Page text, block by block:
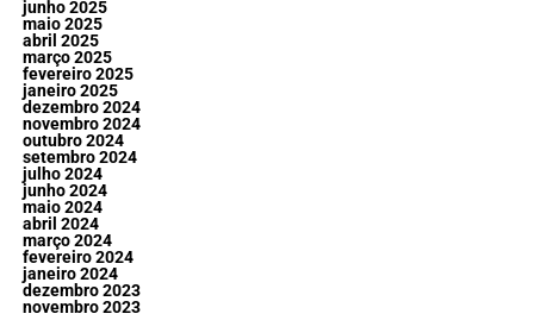
junho 2025
maio 2025
abril 2025
março 2025
fevereiro 2025
janeiro 2025
dezembro 2024
novembro 2024
outubro 2024
setembro 2024
julho 2024
junho 2024
maio 2024
abril 2024
março 2024
fevereiro 2024
janeiro 2024
dezembro 2023
novembro 2023